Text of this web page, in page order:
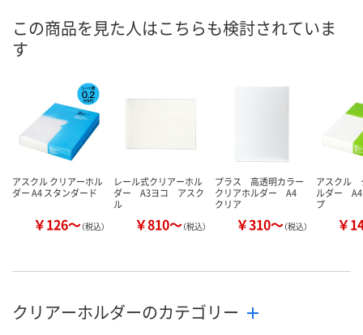
8月7日（金）
この商品を見た人はこちらも検討されていま
す
アスクル クリアーホル
ダー A4 スタンダード
￥126～（税込）
レール式クリアーホル
ダー A3ヨコ アスク
ル
￥810～（税込）
プラス 高透明カラー
クリアホルダー A4
クリア
￥310～（税込）
アスクル
ルダー
プ
￥
クリアーホルダーのカテゴリー